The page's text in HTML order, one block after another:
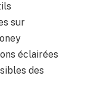
sur
éclairées
des